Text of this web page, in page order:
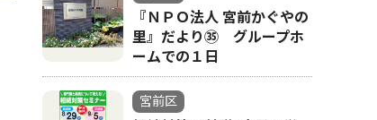
『ＮＰＯ法人 宮前かぐやの
里』だより㉟ グループホ
ームでの１日
宮前区